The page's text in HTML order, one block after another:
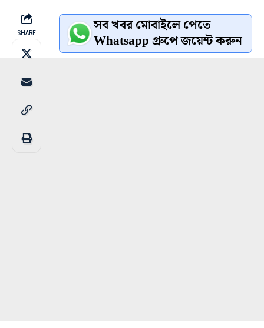
SHARE সব খবর মোবাইলে পেতে
Whatsapp গ্রুপে জয়েন্ট করুন